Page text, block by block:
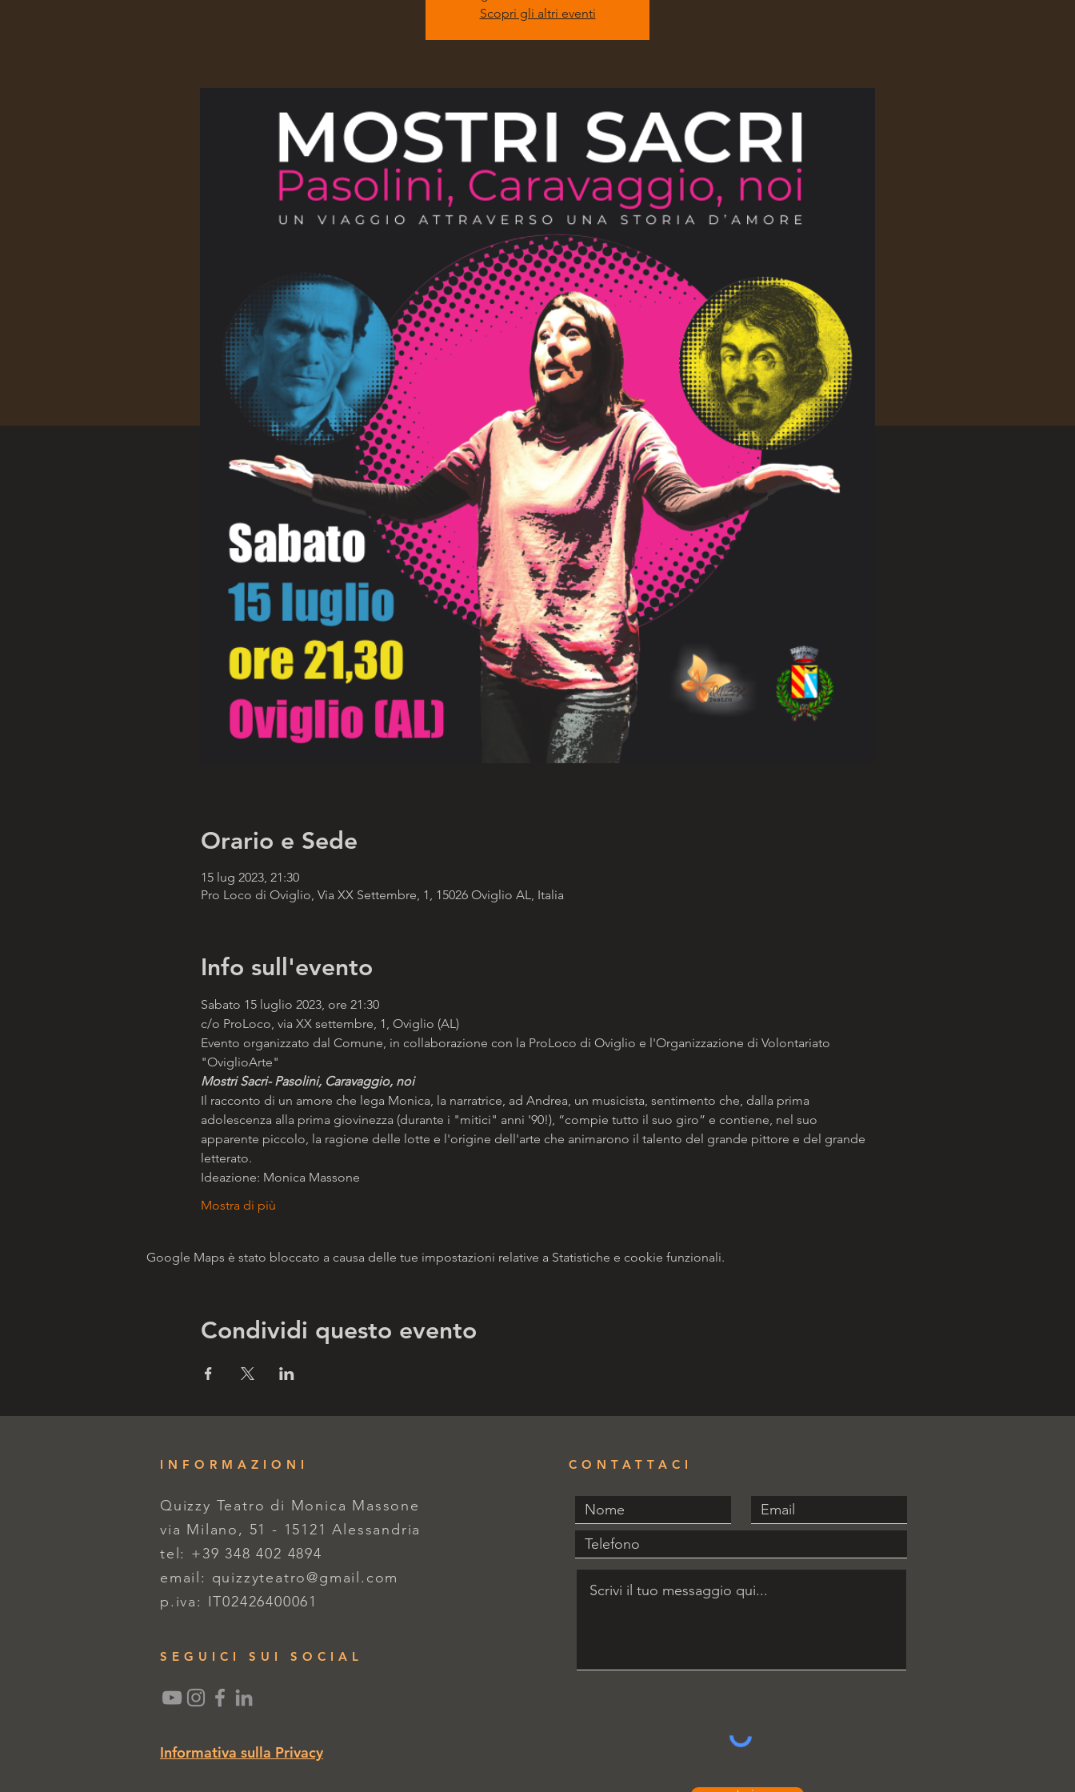
Scopri gli altri eventi
Orario e Sede
15 lug 2023, 21:30
Pro Loco di Oviglio, Via XX Settembre, 1, 15026 Oviglio AL, Italia
Info sull'evento
Sabato 15 luglio 2023, ore 21:30
c/o ProLoco, via XX settembre, 1, Oviglio (AL)
Evento organizzato dal Comune, in collaborazione con la ProLoco di Oviglio e l'Organizzazione di Volontariato
"OviglioArte"
Mostri Sacri- Pasolini, Caravaggio, noi
Il racconto di un amore che lega Monica, la narratrice, ad Andrea, un musicista, sentimento che, dalla prima
adolescenza alla prima giovinezza (durante i "mitici" anni '90!), “compie tutto il suo giro” e contiene, nel suo
apparente piccolo, la ragione delle lotte e l'origine dell'arte che animarono il talento del grande pittore e del grande
letterato.
Ideazione: Monica Massone
Mostra di più
Google Maps è stato bloccato a causa delle tue impostazioni relative a Statistiche e cookie funzionali.
Condividi questo evento
INFORMAZIONI
Quizzy Teatro di Monica Massone
via Milano, 51 - 15121 Alessandria
tel: +39 348 402 4894
email: quizzyteatro@gmail.com
p.iva: IT02426400061
SEGUICI SUI SOCIAL
Informativa sulla Privacy
CONTATTACI